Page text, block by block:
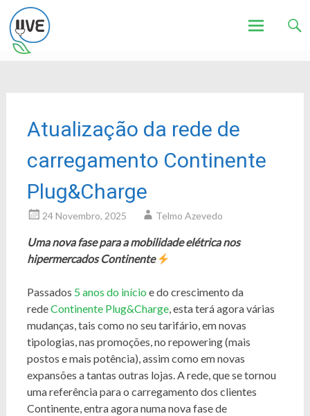
Atualização da rede de
carregamento Continente
Plug&Charge
24 Novembro, 2025 Telmo Azevedo
Uma nova fase para a mobilidade elétrica nos
hipermercados Continente
Passados 5 anos do início e do crescimento da
redeContinente Plug&Charge, esta terá agora várias
mudanças, tais como no seu tarifário, em novas
tipologias, nas promoções, no repowering (mais
postos e mais potência), assim como em novas
expansões a tantas outras lojas. A rede, que se tornou
uma referência para o carregamento dos clientes
Continente, entra agora numa nova fase de